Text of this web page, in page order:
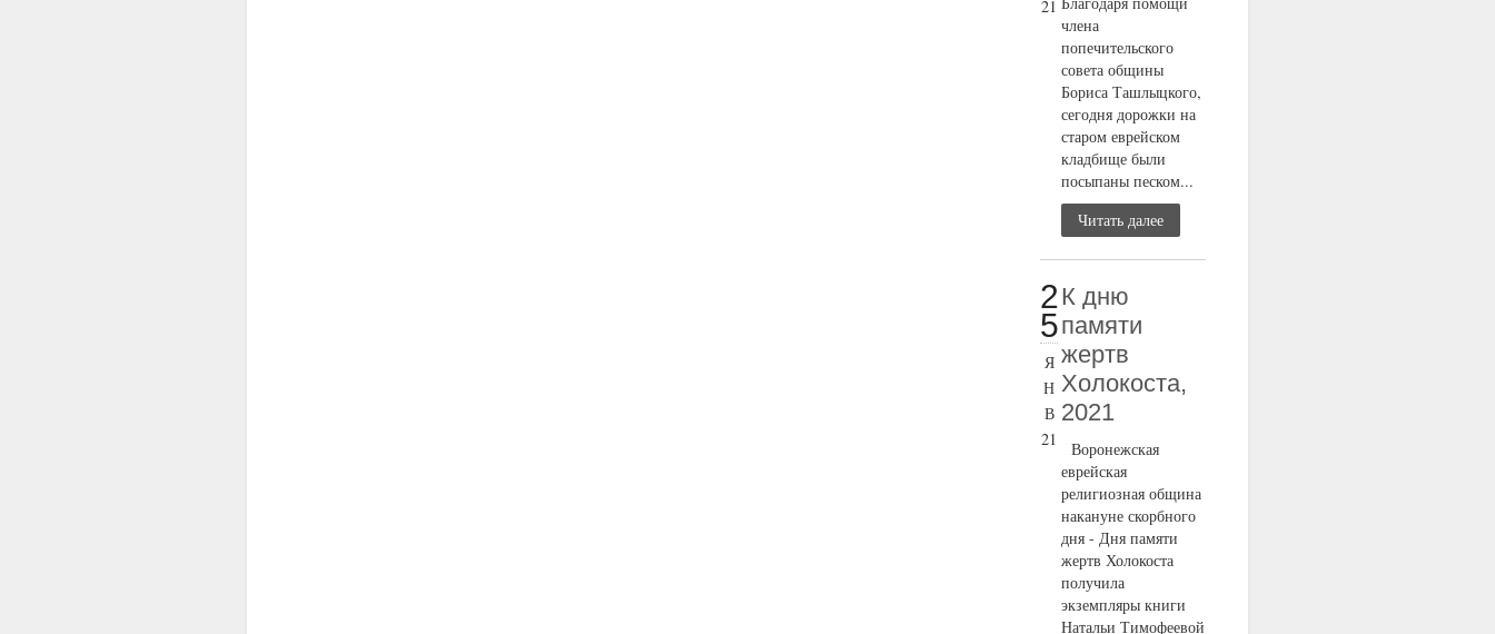
21
члена
попечительского
совета общины
Бориса Ташлыцкого,
сегодня дорожки на
старом еврейском
кладбище были
посыпаны песком...
Читать далее
2
5
Я
Н
В
21
К дню
памяти
жертв
Холокоста,
2021
Воронежская
еврейская
религиозная община
накануне скорбного
дня - Дня памяти
жертв Холокоста
получила
экземпляры книги
Натальи Тимофеевой